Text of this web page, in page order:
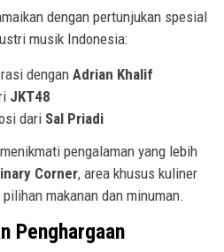
dengan pertunjukan spesial
musik Indonesia:
dengan Adrian Khalif
JKT48
dari Sal Priadi
pengalaman yang lebih
Corner, area khusus kuliner
makanan dan minuman.
Penghargaan